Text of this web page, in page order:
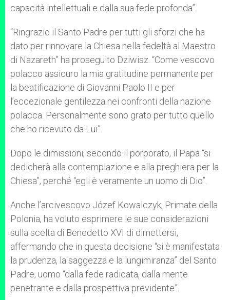
capacità intellettuali e dalla sua fede profonda”.
“Ringrazio il Santo Padre per tutti gli sforzi che ha
dato per rinnovare la Chiesa nella fedeltà al Maestro
di Nazareth” ha proseguito Dziwisz. “Come vescovo
polacco assicuro la mia gratitudine permanente per
la beatificazione di Giovanni Paolo II e per
l’eccezionale gentilezza nei confronti della nazione
polacca. Personalmente sono grato per tutto quello
che ho ricevuto da Lui”.
Dopo le dimissioni, secondo il porporato, il Papa “si
dedicherà alla contemplazione e alla preghiera per la
Chiesa”, perché “egli è veramente un uomo di Dio”.
Anche l’arcivescovo Józef Kowalczyk, Primate della
Polonia, ha voluto esprimere le sue considerazioni
sulla scelta di Benedetto XVI di dimettersi,
affermando che in questa decisione “si è manifestata
la prudenza, la saggezza e la lungimiranza” del Santo
Padre, uomo “dalla fede radicata, dalla mente
penetrante e dalla prospettiva previdente”.